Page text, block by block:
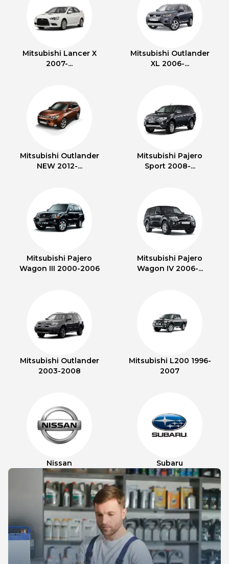
Mitsubishi Lancer X
2007-...
Mitsubishi Outlander
XL 2006-...
Mitsubishi Outlander
NEW 2012-...
Mitsubishi Pajero
Sport 2008-...
Mitsubishi Pajero
Wagon III 2000-2006
Mitsubishi Pajero
Wagon IV 2006-...
Mitsubishi Outlander
2003-2008
Mitsubishi L200 1996-
2007
Nissan Subaru